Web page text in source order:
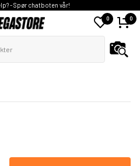
- Spør chatboten vår!
0 0